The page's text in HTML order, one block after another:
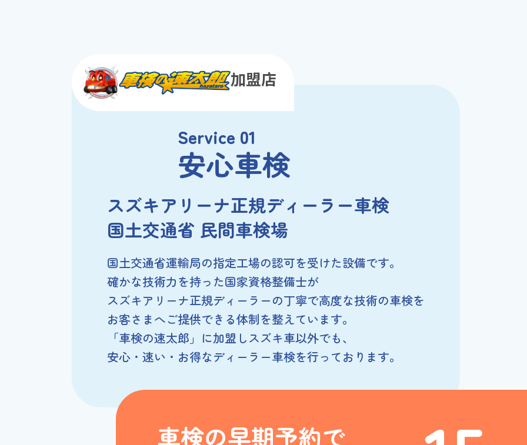
加盟店
Service 01
安心車検
スズキアリーナ正規ディーラー車検
国土交通省 民間車検場
国土交通省運輸局の指定工場の認可を受けた設備です。
確かな技術力を持った国家資格整備士が
スズキアリーナ正規ディーラーの丁寧で高度な技術の車検を
お客さまへご提供できる体制を整えています。
「車検の速太郎」に加盟しスズキ車以外でも、
安心・速い・お得なディーラー車検を行っております。
車検の早期予約で